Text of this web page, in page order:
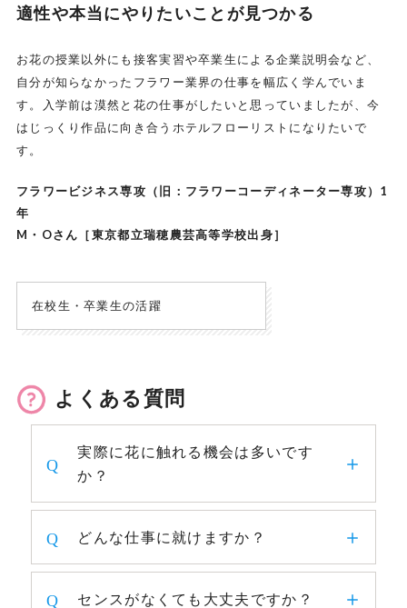
適性や本当にやりたいことが見つかる
お花の授業以外にも接客実習や卒業生による企業説明会など、
自分が知らなかったフラワー業界の仕事を幅広く学んでいま
す。入学前は漠然と花の仕事がしたいと思っていましたが、今
はじっくり作品に向き合うホテルフローリストになりたいで
す。
フラワービジネス専攻（旧：フラワーコーディネーター専攻）1
年
M・Oさん［東京都立瑞穂農芸高等学校出身］
在校生・卒業生の活躍
よくある質問
実際に花に触れる機会は多いです
か？
どんな仕事に就けますか？
センスがなくても大丈夫ですか？